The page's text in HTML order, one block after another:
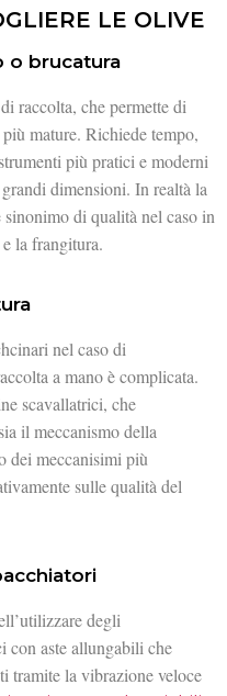
LE OLIVE
o brucatura
raccolta, che permette di
mature. Richiede tempo,
più pratici e moderni
dimensioni. In realtà la
sinonimo di qualità nel caso in
la frangitura.
nel caso di
a mano è complicata.
scavallatrici, che
il meccanismo della
dei meccanisimi più
sulle qualità del
degli
con aste allungabili che
tramite la vibrazione veloce